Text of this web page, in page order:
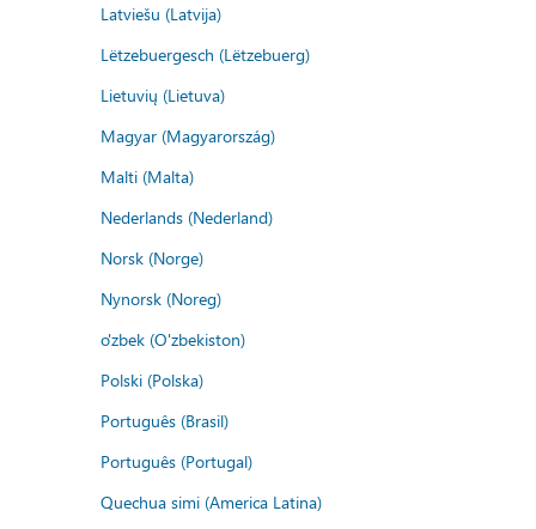
Latviešu (Latvija)
Lëtzebuergesch (Lëtzebuerg)
Lietuvių (Lietuva)
Magyar (Magyarország)
Malti (Malta)
Nederlands (Nederland)
Norsk (Norge)
Nynorsk (Noreg)
o'zbek (O'zbekiston)
Polski (Polska)
Português (Brasil)
Português (Portugal)
Quechua simi (America Latina)